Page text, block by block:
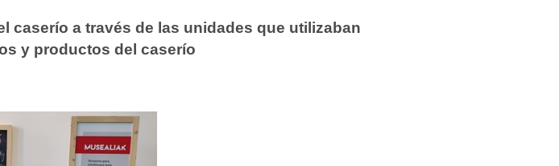
caserío a través de las unidades que utilizaban
y productos del caserío